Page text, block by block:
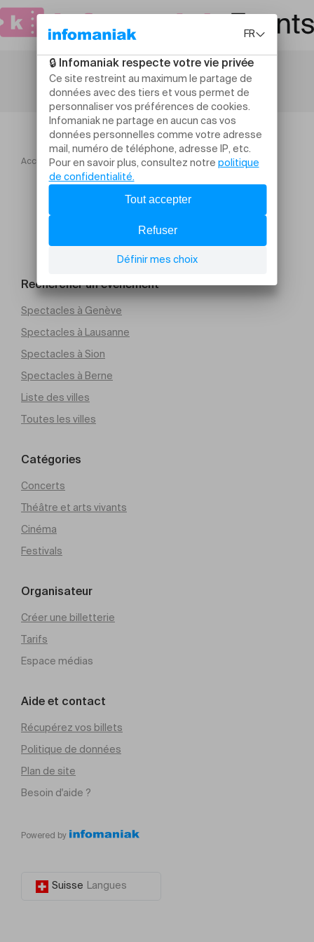
Accueil Le Grand Pyjama au Domaine de la Terre
Rechercher un évènement
Spectacles à Genève
Spectacles à Lausanne
Spectacles à Sion
Spectacles à Berne
Liste des villes
Toutes les villes
Catégories
Concerts
Théâtre et arts vivants
Cinéma
Festivals
Organisateur
Créer une billetterie
Tarifs
Espace médias
Aide et contact
Récupérez vos billets
Politique de données
Plan de site
Besoin d'aide ?
Powered by
Suisse Langues